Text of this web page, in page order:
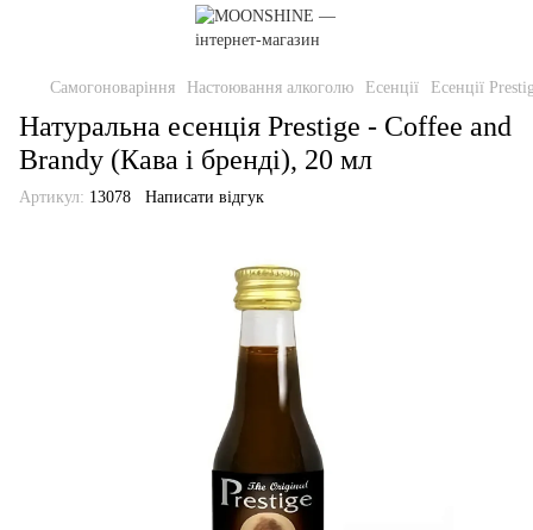
Самогоноваріння Настоювання алкоголю Есенції Есенції
Натуральна есенція Prestige - Coffee and
Brandy (Кава і бренді), 20 мл
Артикул: 13078 Написати відгук